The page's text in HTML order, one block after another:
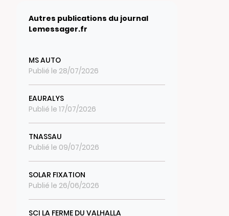
Autres publications du journal
Lemessager.fr
MS AUTO
Publié le 28/07/2026
EAURALYS
Publié le 17/07/2026
TNASSAU
Publié le 09/07/2026
SOLAR FIXATION
Publié le 26/06/2026
SCI LA FERME DU VALHALLA